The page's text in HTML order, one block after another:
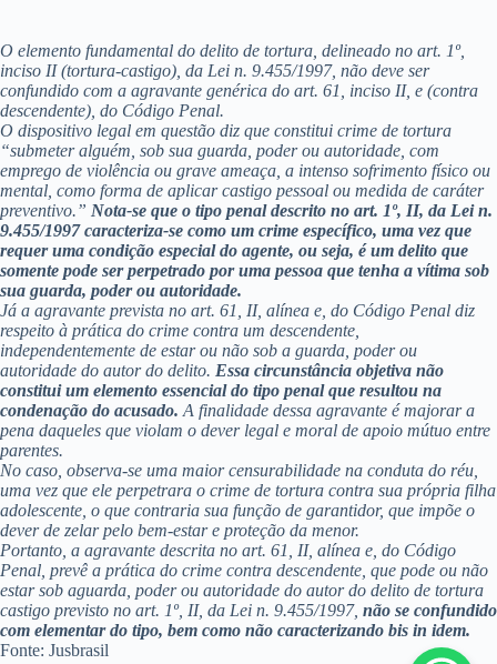
O elemento fundamental do delito de tortura, delineado no art. 1º,
inciso II (tortura-castigo), da Lei n. 9.455/1997, não deve ser
confundido com a agravante genérica do art. 61, inciso II, e (contra
descendente), do Código Penal.
O dispositivo legal em questão diz que constitui crime de tortura
“submeter alguém, sob sua guarda, poder ou autoridade, com
emprego de violência ou grave ameaça, a intenso sofrimento físico ou
mental, como forma de aplicar castigo pessoal ou medida de caráter
preventivo.” Nota-se que o tipo penal descrito no art. 1º, II, da Lei n.
9.455/1997 caracteriza-se como um crime específico, uma vez que
requer uma condição especial do agente, ou seja, é um delito que
somente pode ser perpetrado por uma pessoa que tenha a vítima sob
sua guarda, poder ou autoridade.
Já a agravante prevista no art. 61, II, alínea e, do Código Penal diz
respeito à prática do crime contra um descendente,
independentemente de estar ou não sob a guarda, poder ou
autoridade do autor do delito. Essa circunstância objetiva não
constitui um elemento essencial do tipo penal que resultou na
condenação do acusado. A finalidade dessa agravante é majorar a
pena daqueles que violam o dever legal e moral de apoio mútuo entre
parentes.
No caso, observa-se uma maior censurabilidade na conduta do réu,
uma vez que ele perpetrara o crime de tortura contra sua própria filha
adolescente, o que contraria sua função de garantidor, que impõe o
dever de zelar pelo bem-estar e proteção da menor.
Portanto, a agravante descrita no art. 61, II, alínea e, do Código
Penal, prevê a prática do crime contra descendente, que pode ou não
estar sob aguarda, poder ou autoridade do autor do delito de tortura
castigo previsto no art. 1º, II, da Lei n. 9.455/1997, não se confundido
com elementar do tipo, bem como não caracterizando bis in idem.
Fonte: Jusbrasil